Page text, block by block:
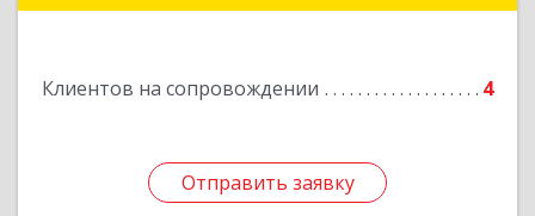
Клиентов на сопровождении 4
Отправить заявку
Отправить заявку